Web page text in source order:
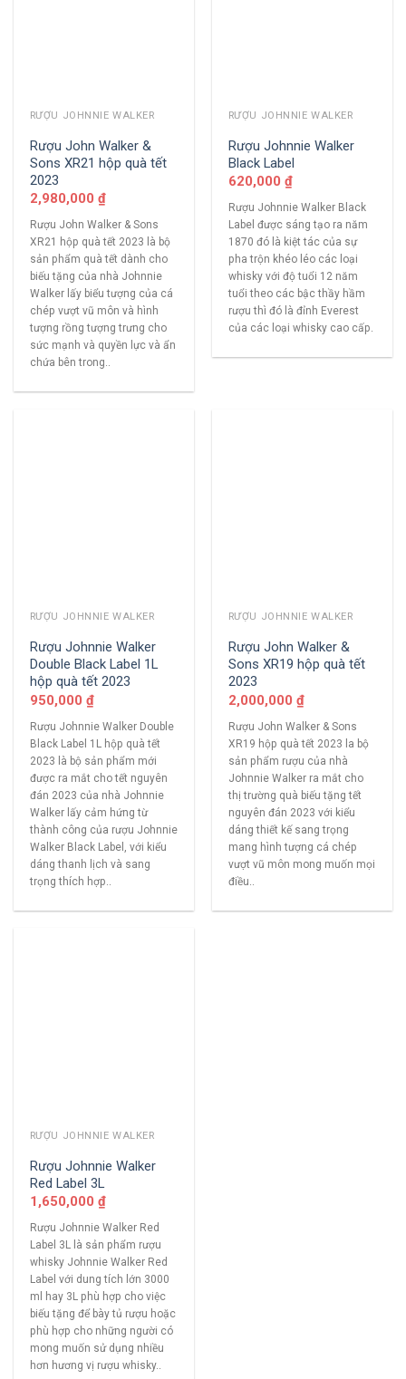
RƯỢU JOHNNIE WALKER
Rượu John Walker &
Sons XR21 hộp quà tết
2023
2,980,000 ₫
Rượu John Walker & Sons
XR21 hộp quà tết 2023 là bộ
sản phẩm quà tết dành cho
biếu tặng của nhà Johnnie
Walker lấy biểu tượng của cá
chép vượt vũ môn và hình
tượng rồng tượng trưng cho
sức mạnh và quyền lực và ẩn
chứa bên trong..
RƯỢU JOHNNIE WALKER
Rượu Johnnie Walker
Black Label
620,000 ₫
Rượu Johnnie Walker Black
Label được sáng tạo ra năm
1870 đó là kiệt tác của sự
pha trộn khéo léo các loại
whisky với độ tuổi 12 năm
tuổi theo các bậc thầy hầm
rượu thì đó là đỉnh Everest
của các loại whisky cao cấp.
RƯỢU JOHNNIE WALKER
Rượu Johnnie Walker
Double Black Label 1L
hộp quà tết 2023
950,000 ₫
Rượu Johnnie Walker Double
Black Label 1L hộp quà tết
2023 là bộ sản phẩm mới
được ra mắt cho tết nguyên
đán 2023 của nhà Johnnie
Walker lấy cảm hứng từ
thành công của rượu Johnnie
Walker Black Label, với kiểu
dáng thanh lịch và sang
trọng thích hợp..
RƯỢU JOHNNIE WALKER
Rượu John Walker &
Sons XR19 hộp quà tết
2023
2,000,000 ₫
Rượu John Walker & Sons
XR19 hộp quà tết 2023 la bộ
sản phẩm rượu của nhà
Johnnie Walker ra mắt cho
thị trường quà biếu tặng tết
nguyên đán 2023 với kiểu
dáng thiết kế sang trọng
mang hình tượng cá chép
vượt vũ môn mong muốn mọi
điều..
RƯỢU JOHNNIE WALKER
Rượu Johnnie Walker
Red Label 3L
1,650,000 ₫
Rượu Johnnie Walker Red
Label 3L là sản phẩm rượu
whisky Johnnie Walker Red
Label với dung tích lớn 3000
ml hay 3L phù hợp cho việc
biếu tặng để bày tủ rượu hoặc
phù hợp cho những người có
mong muốn sử dụng nhiều
hơn hương vị rượu whisky..